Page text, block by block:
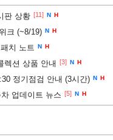
판 상황 [11] N H
크 (~8/19) N H
치 노트 N H
렉션 상품 안내 [3] N H
정기점검 안내 (3시간) N H
업데이트 뉴스 [5] N H